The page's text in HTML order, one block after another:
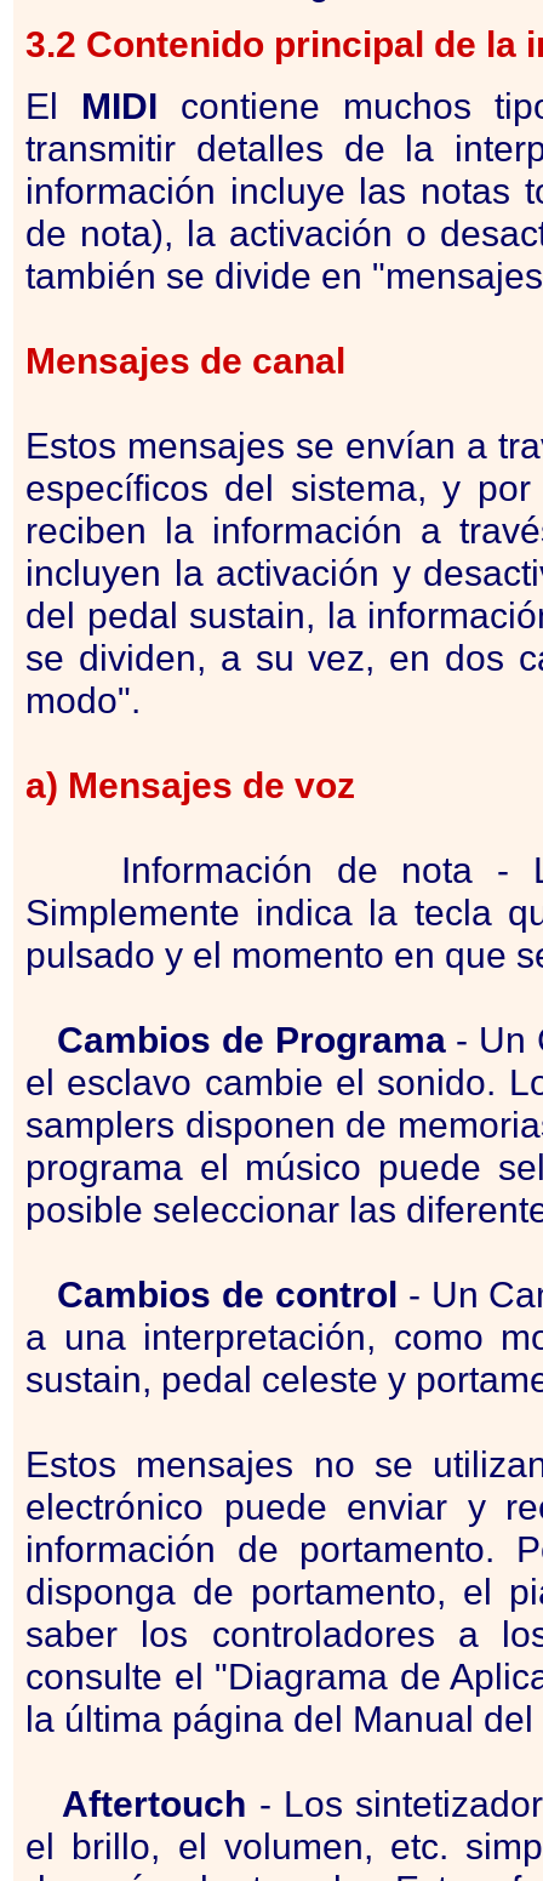
3.2 Contenido principal de la
El MIDI contiene muchos
transmitir detalles de la
información incluye las notas
de nota), la activación o
también se divide en
Mensajes de canal
Estos mensajes se envían a
específicos del sistema, y
reciben la información a
incluyen la activación y
del pedal sustain, la
se dividen, a su vez, en dos
modo".
a) Mensajes de voz
Información de nota -
Simplemente indica la tecla
pulsado y el momento en que
Cambios de Programa- Un
el esclavo cambie el sonido.
samplers disponen de
programa el músico puede
posible seleccionar las
Cambios de control - Un
a una interpretación, como
sustain, pedal celeste y
Estos mensajes no se
electrónico puede enviar y
información de portamento.
disponga de portamento, el
saber los controladores a
consulte el "Diagrama de
la última página del Manual
Aftertouch - Los
el brillo, el volumen, etc.